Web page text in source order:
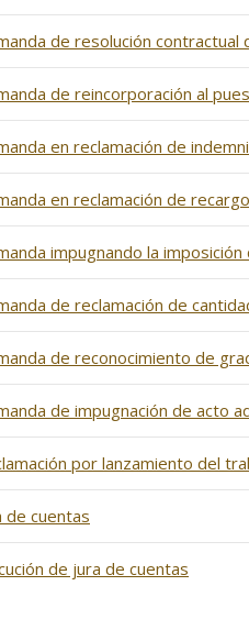
de resolución contractual
de reincorporación al
en reclamación de
en reclamación de
impugnando la
de reclamación de
de reconocimiento de
de impugnación de acto
por lanzamiento del
de cuentas
de jura de cuentas